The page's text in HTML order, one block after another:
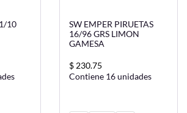
10
SW EMPER PIRUETAS
16/96 GRS LIMON
GAMESA
$ 230.75
Contiene 16 unidades